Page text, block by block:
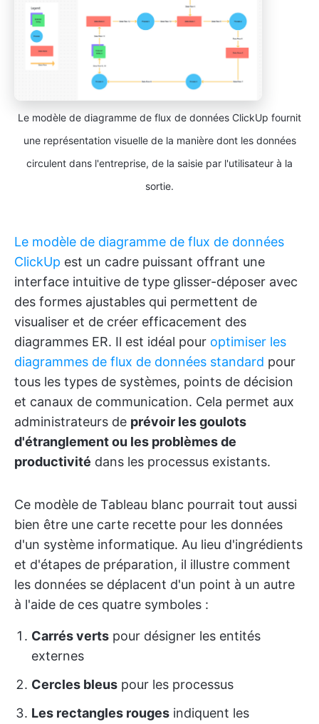
Le modèle de diagramme de flux de données ClickUp fournit
une représentation visuelle de la manière dont les données
circulent dans l'entreprise, de la saisie par l'utilisateur à la
sortie.
Le modèle de diagramme de flux de données
ClickUp est un cadre puissant offrant une
interface intuitive de type glisser-déposer avec
des formes ajustables qui permettent de
visualiser et de créer efficacement des
diagrammes ER. Il est idéal pour optimiser les
diagrammes de flux de données standard pour
tous les types de systèmes, points de décision
et canaux de communication. Cela permet aux
administrateurs de prévoir les goulots
d'étranglement ou les problèmes de
productivité dans les processus existants.
Ce modèle de Tableau blanc pourrait tout aussi
bien être une carte recette pour les données
d'un système informatique. Au lieu d'ingrédients
et d'étapes de préparation, il illustre comment
les données se déplacent d'un point à un autre
à l'aide de ces quatre symboles :
Carrés verts pour désigner les entités
externes
Cercles bleus pour les processus
Les rectangles rouges indiquent les